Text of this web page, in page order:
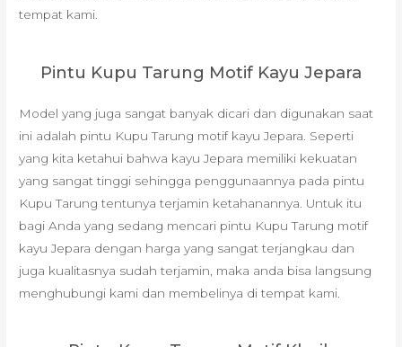
tempat kami.
Pintu Kupu Tarung Motif Kayu Jepara
Model yang juga sangat banyak dicari dan digunakan saat
ini adalah pintu Kupu Tarung motif kayu Jepara. Seperti
yang kita ketahui bahwa kayu Jepara memiliki kekuatan
yang sangat tinggi sehingga penggunaannya pada pintu
Kupu Tarung tentunya terjamin ketahanannya. Untuk itu
bagi Anda yang sedang mencari pintu Kupu Tarung motif
kayu Jepara dengan harga yang sangat terjangkau dan
juga kualitasnya sudah terjamin, maka anda bisa langsung
menghubungi kami dan membelinya di tempat kami.